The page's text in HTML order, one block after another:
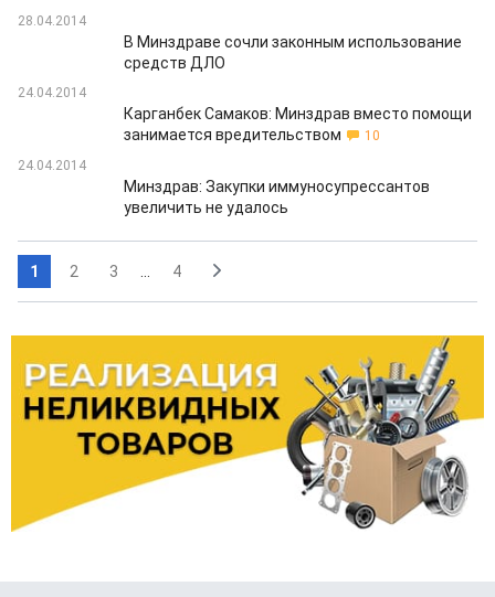
28.04.2014
В Минздраве сочли законным использование
средств ДЛО
24.04.2014
Карганбек Самаков: Минздрав вместо помощи
занимается вредительством
10
24.04.2014
Минздрав: Закупки иммуносупрессантов
увеличить не удалось
1 2 3 4